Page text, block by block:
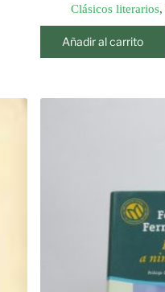
Clásicos literarios,
Añadir al carrito